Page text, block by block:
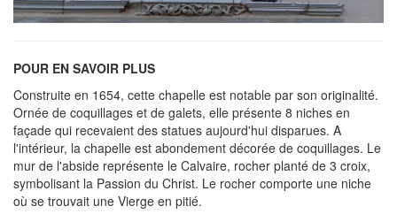
POUR EN SAVOIR PLUS
Construite en 1654, cette chapelle est notable par son originalité.
Ornée de coquillages et de galets, elle présente 8 niches en
façade qui recevaient des statues aujourd'hui disparues. A
l'intérieur, la chapelle est abondement décorée de coquillages. Le
mur de l'abside représente le Calvaire, rocher planté de 3 croix,
symbolisant la Passion du Christ. Le rocher comporte une niche
où se trouvait une Vierge en pitié.